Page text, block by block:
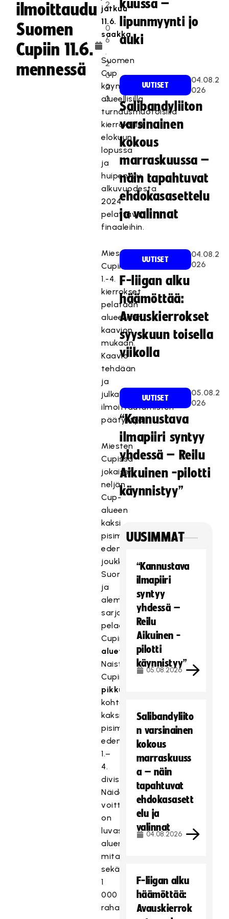
ilmoittaudu
Suomen
Cupiin 11.6.
mennessä
2
.
0
6
.
2
0
2
3
jatkuu
11.6.
saakka.
Suomen
Cup
käynnistyy
alueellisilla
turnausmuotoisilla
kierroksilla
elokuun
lopussa
ja
huipentuu
alkuvuodesta
2024
pelattaviin
finaaleihin.
Miesten
Cupin
1.-4.
kierrokset
pelataan
alueellisen
kaavion
mukaan.
Kaavio
tehdään
ja
julkaistaan
ilmoittautumisten
päätyttyä.
Miesten
Cupissa
jokaisen
neljän
Cup-
alueen
kaksi
pisimmälle
edennyttä
joukkuetta
Suomisarjasta
ja
alemmista
sarjoista
pelaavat
Cupin
aluefinaaleissa
Naisten
Cupin
pikkufinaalissa
kohtaavat
kaksi
pisimmälle
edennyttä
1.–
4.
divisioonajoukkuetta.
Näiden
voittajille
on
luvassa
aluemestaruuspokaali,
mitalit
sekä
1
000
rahapalkinto.
kuussa –
lipunmyynti jo
auki
UUTISET
04.08.2
026
Salibandyliiton
varsinainen
kokous
marraskuussa –
näin tapahtuvat
ehdokasasettelu
ja valinnat
UUTISET
04.08.2
026
F-liigan alku
häämöttää:
Avauskierrokset
syyskuun toisella
viikolla
UUTISET
05.08.2
026
“Kannustava
ilmapiiri syntyy
yhdessä – Reilu
Aikuinen -pilotti
käynnistyy”
UUSIMMAT
“Kannustava
ilmapiiri
syntyy
yhdessä –
Reilu
Aikuinen -
pilotti
käynnistyy”
05.08.2026
Salibandyliito
n varsinainen
kokous
marraskuuss
a – näin
tapahtuvat
ehdokasasett
elu ja
valinnat
04.08.2026
F-liigan alku
häämöttää:
Avauskierrok